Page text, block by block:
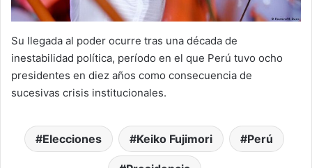
Su llegada al poder ocurre tras una década de
inestabilidad política, período en el que Perú tuvo ocho
presidentes en diez años como consecuencia de
sucesivas crisis institucionales.
Elecciones Keiko Fujimori Perú